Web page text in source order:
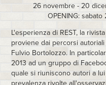
26 novembre - 20
OPENING:
L'esperienza di REST, la
proviene dai percorsi
Fulvio Bortolozzo. In
2013 ad un gruppo di
quale si riuniscono autori a
prevalenza rivolte